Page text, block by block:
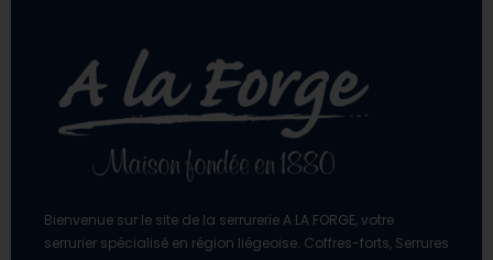
Bienvenue sur le site de la serrurerie A LA FORGE, votre
serrurier spécialisé en région liégeoise. Coffres-forts, Serrures